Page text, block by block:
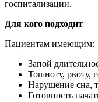
госпитализации.
Для кого подходит
Пациентам имеющим:
Запой
Тошноту, рвоту,
Нарушение сна,
Готовность